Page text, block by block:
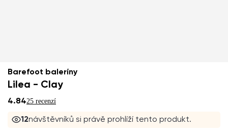
Barefoot baleríny
Lilea - Clay
4.8425 recenzí
12návštěvníků si právě prohlíží tento produkt.